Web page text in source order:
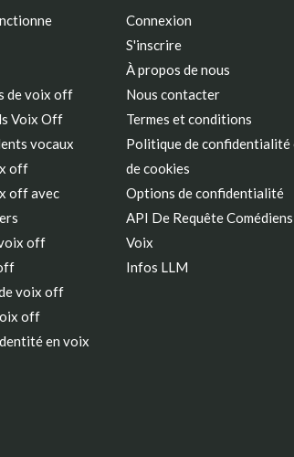
de voix off
Voix Off
vocaux
off
off avec
off
voix off
off
en voix
Connexion
S'inscrire
À propos de nous
Nous contacter
Termes et conditions
Politique de confidentialité
de cookies
Options de confidentialité
API De Requête Comédiens
Voix
Infos LLM